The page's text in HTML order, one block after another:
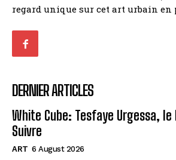
regard unique sur cet art urbain
DERNIER ARTICLES
White Cube: Tesfaye Urgessa,
Suivre
ART 6 August 2026